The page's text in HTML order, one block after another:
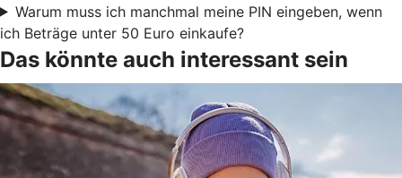
Warum muss ich manchmal meine PIN eingeben, wenn
ich Beträge unter 50 Euro einkaufe?
Das könnte auch interessant sein